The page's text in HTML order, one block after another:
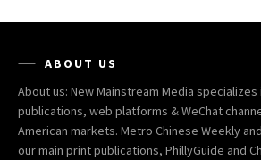
ABOUT US
About us: New Mainstream Media
publications, web platforms & WeChat
American markets. Metro Chinese Weekly
our main print publications, PhillyGuide and